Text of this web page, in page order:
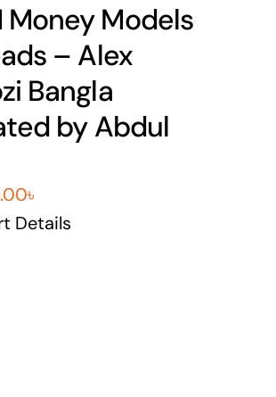
Money Models
– Alex
Bangla
by Abdul
৳
price
Details